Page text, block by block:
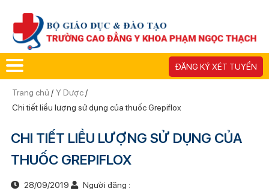
ĐĂNG KÝ XÉT TUYỂN
Trang chủ / Y Dược/
Chi tiết liều lượng sử dụng của thuốc Grepiflox
CHI TIẾT LIỀU LƯỢNG SỬ DỤNG CỦA
THUỐC GREPIFLOX
28/09/2019
Người đăng :